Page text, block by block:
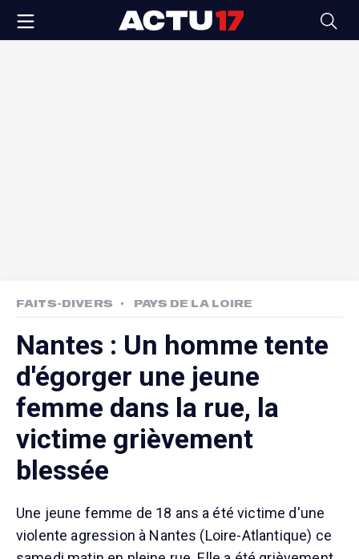
FAITS-DIVERS PAYS DE LA LOIRE
Nantes : Un homme tente
d'égorger une jeune
femme dans la rue, la
victime grièvement
blessée
Une jeune femme de 18 ans a été victime d'une
violente agression à Nantes (Loire-Atlantique) ce